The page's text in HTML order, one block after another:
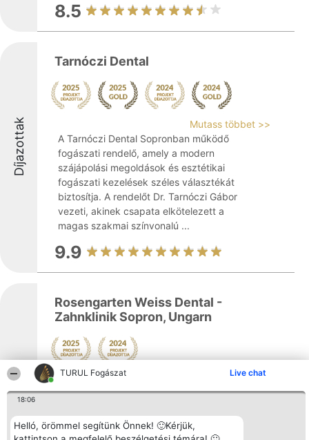
TURUL Fogászat Live chat
18:06
Helló, örömmel segítünk Önnek! 🙂Kérjük,
8.5
Díjazottak
Tarnóczi Dental
Mutass többet >>
A Tarnóczi Dental Sopronban működő
fogászati rendelő, amely a modern
szájápolási megoldások és esztétikai
fogászati kezelések széles választékát
biztosítja. A rendelőt Dr. Tarnóczi Gábor
vezeti, akinek csapata elkötelezett a
magas szakmai színvonalú ...
9.9
Díjazottak
Rosengarten Weiss Dental -
Zahnklinik Sopron, Ungarn
Mutass többet >>
A Rosengarten Weiss Dental egy soproni
utcában működik, és immár több mint húsz
éve biztosít magas színvonalú ellátást